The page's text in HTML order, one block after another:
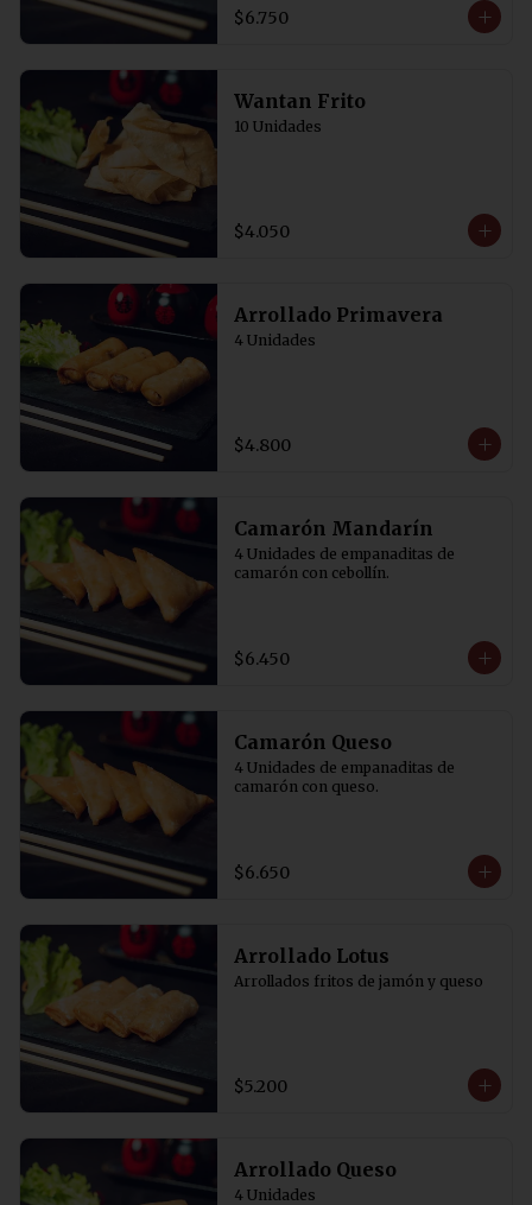
Acompañadas de salsa de soya con
un toque de vinagre. 5 Unidades
$6.750
Wantan Frito
10 Unidades
$4.050
Arrollado Primavera
4 Unidades
$4.800
Camarón Mandarín
4 Unidades de empanaditas de
camarón con cebollín.
$6.450
Camarón Queso
4 Unidades de empanaditas de
camarón con queso.
$6.650
Arrollado Lotus
Arrollados fritos de jamón y queso
$5.200
Arrollado Queso
4 Unidades